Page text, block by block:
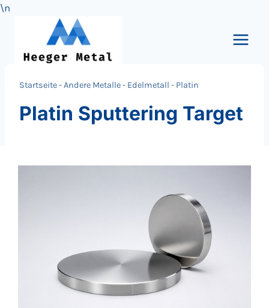
\n
springen
Startseite-Andere Metalle- Edelmetall - Platin
Platin Sputtering Target